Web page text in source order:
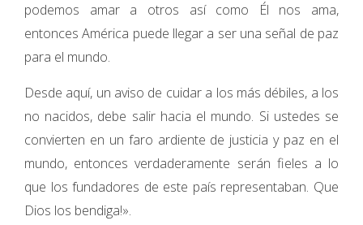
podemos amar a otros así como Él nos ama,
entonces América puede llegar a ser una señal de paz
para el mundo.
Desde aquí, un aviso de cuidar a los más débiles, a los
no nacidos, debe salir hacia el mundo. Si ustedes se
convierten en un faro ardiente de justicia y paz en el
mundo, entonces verdaderamente serán fieles a lo
que los fundadores de este país representaban. Que
Dios los bendiga!».